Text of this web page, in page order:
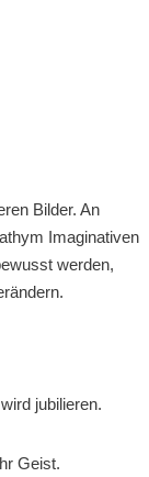
Bilder. An
Imaginativen
werden,
jubilieren.
Geist.